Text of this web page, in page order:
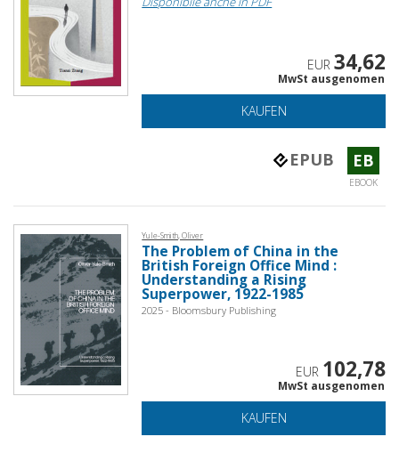
EUR 34,62
MwSt ausgenomen
KAUFEN
EPUB EB
EBOOK
Yule-Smith, Oliver
The Problem of China in the
British Foreign Office Mind :
Understanding a Rising
Superpower, 1922-1985
2025 - Bloomsbury Publishing
EUR 102,78
MwSt ausgenomen
KAUFEN